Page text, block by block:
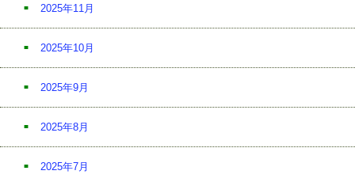
2025年11月
2025年10月
2025年9月
2025年8月
2025年7月